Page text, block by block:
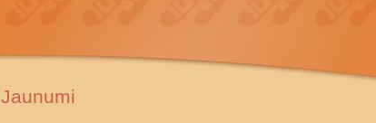
Jaunumi